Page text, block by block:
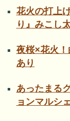
花火の打上
り』みこし
夜桜×花火
あり
あったまる
ョンマルシ